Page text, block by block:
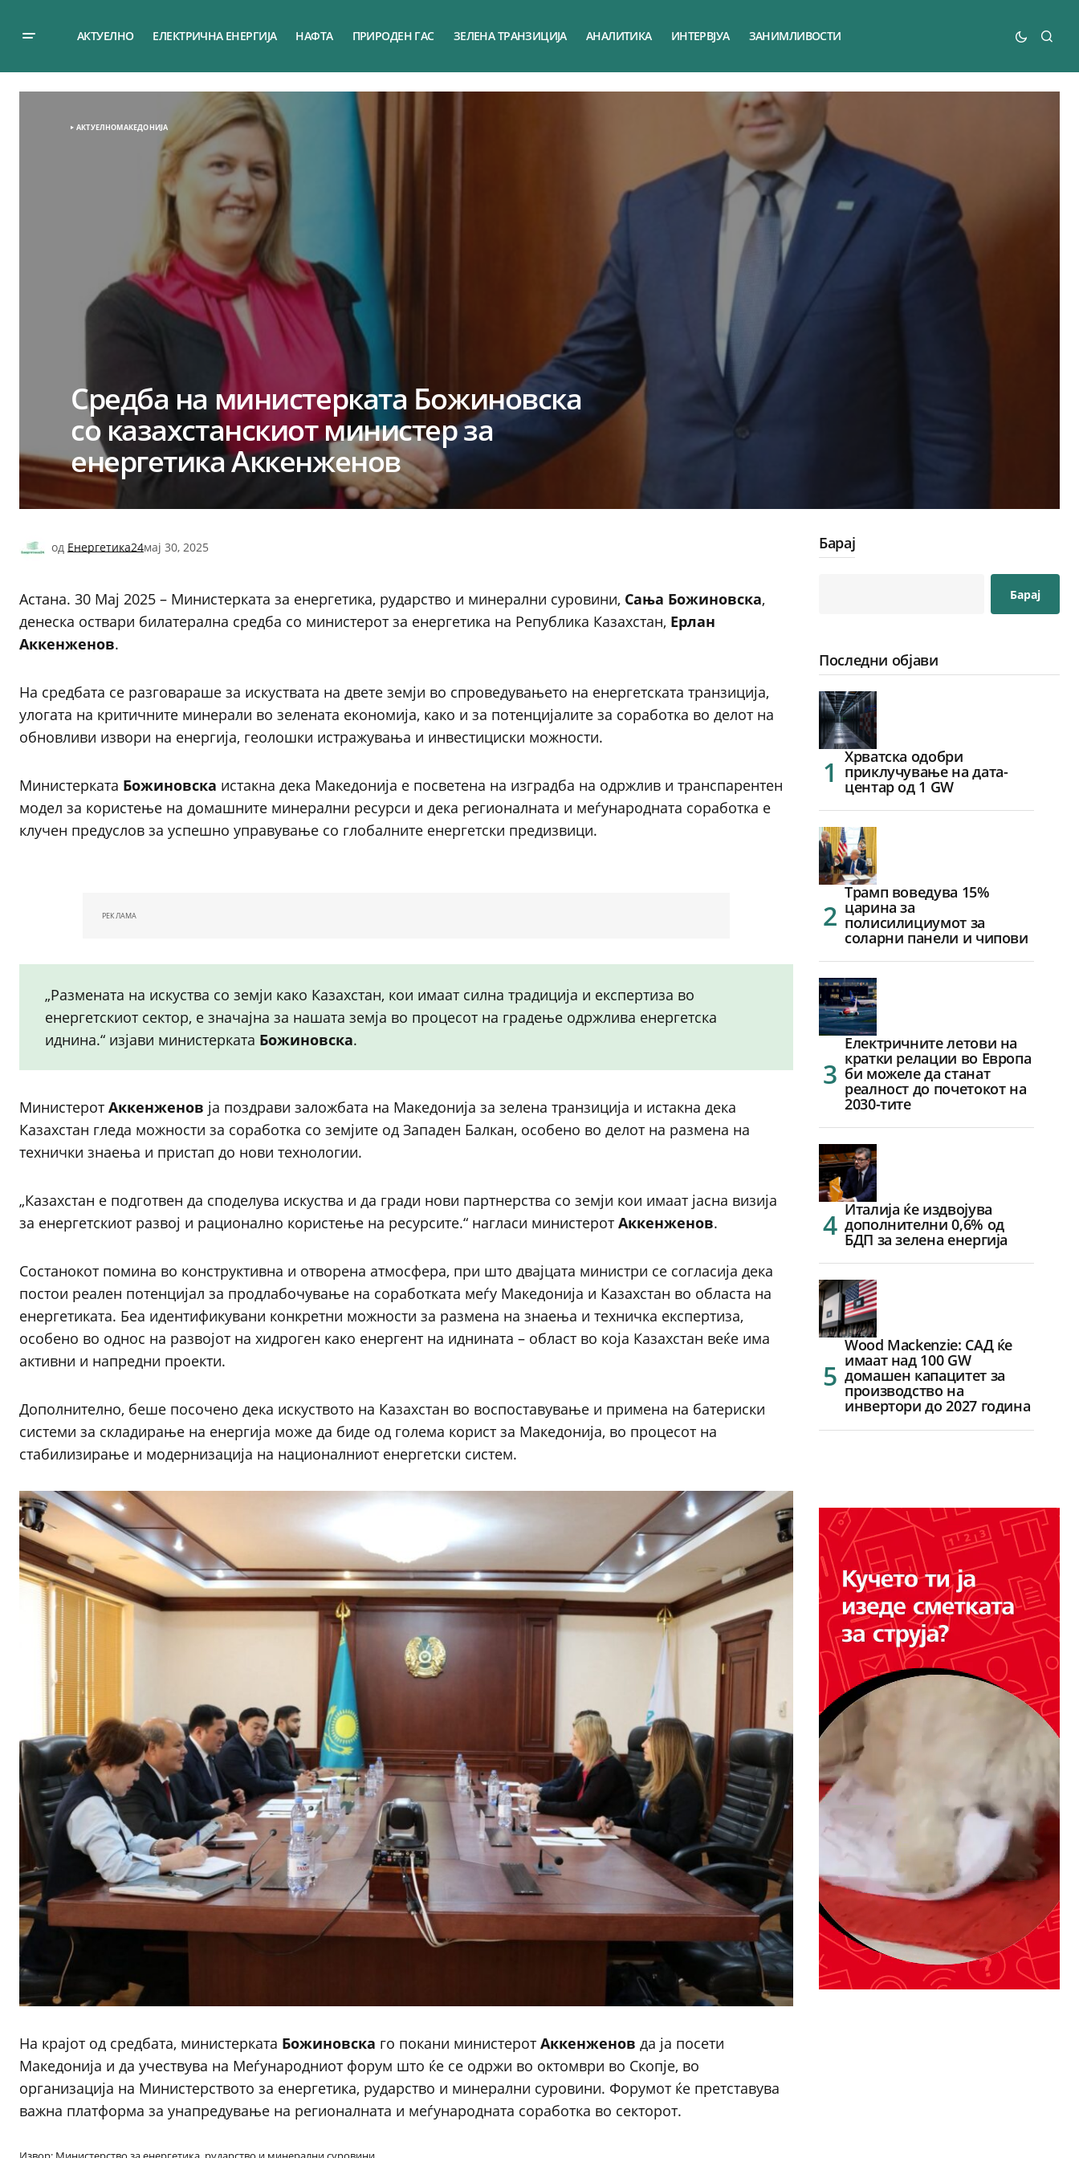
АКТУЕЛНО ЕЛЕКТРИЧНА ЕНЕРГИЈА НАФТА ПРИРОДЕН ГАС ЗЕЛЕНА ТРАНЗИЦИЈА АНАЛИТИКА ИНТЕРВЈУА ЗАНИМЛИВОСТИ
АКТУЕЛНОМАКЕДОНИЈА
Средба на министерката Божиновска
со казахстанскиот министер за
енергетика Аккенженов
од Енергетика24мај 30, 2025
Астана. 30 Мај 2025 – Министерката за енергетика, рударство и минерални суровини, Сања Божиновска,
денеска оствари билатерална средба со министерот за енергетика на Република Казахстан, Ерлан
Аккенженов.
На средбата се разговараше за искуствата на двете земји во спроведувањето на енергетската транзиција,
улогата на критичните минерали во зелената економија, како и за потенцијалите за соработка во делот на
обновливи извори на енергија, геолошки истражувања и инвестициски можности.
Министерката Божиновска истакна дека Македонија е посветена на изградба на одржлив и транспарентен
модел за користење на домашните минерални ресурси и дека регионалната и меѓународната соработка е
клучен предуслов за успешно управување со глобалните енергетски предизвици.
РЕКЛАМА
„Размената на искуства со земји како Казахстан, кои имаат силна традиција и експертиза во
енергетскиот сектор, е значајна за нашата земја во процесот на градење одржлива енергетска
иднина.“ изјави министерката Божиновска.
Министерот Аккенженов ја поздрави заложбата на Македонија за зелена транзиција и истакна дека
Казахстан гледа можности за соработка со земјите од Западен Балкан, особено во делот на размена на
технички знаења и пристап до нови технологии.
„Казахстан е подготвен да споделува искуства и да гради нови партнерства со земји кои имаат јасна визија
за енергетскиот развој и рационално користење на ресурсите.“ нагласи министерот Аккенженов.
Состанокот помина во конструктивна и отворена атмосфера, при што двајцата министри се согласија дека
постои реален потенцијал за продлабочување на соработката меѓу Македонија и Казахстан во областа на
енергетиката. Беа идентификувани конкретни можности за размена на знаења и техничка експертиза,
особено во однос на развојот на хидроген како енергент на иднината – област во која Казахстан веќе има
активни и напредни проекти.
Дополнително, беше посочено дека искуството на Казахстан во воспоставување и примена на батериски
системи за складирање на енергија може да биде од голема корист за Македонија, во процесот на
стабилизирање и модернизација на националниот енергетски систем.
На крајот од средбата, министерката Божиновска го покани министерот Аккенженов да ја посети
Македонија и да учествува на Меѓународниот форум што ќе се одржи во октомври во Скопје, во
организација на Министерството за енергетика, рударство и минерални суровини. Форумот ќе претставува
важна платформа за унапредување на регионалната и меѓународната соработка во секторот.
Барај
Барај
Последни објави
Хрватска одобри
приклучување на дата-
центар од 1 GW
Трамп воведува 15%
царина за
полисилициумот за
соларни панели и чипови
Електричните летови на
кратки релации во Европа
би можеле да станат
реалност до почетокот на
2030-тите
Италија ќе издвојува
дополнителни 0,6% од
БДП за зелена енергија
Wood Mackenzie: САД ќе
имаат над 100 GW
домашен капацитет за
производство на
инвертори до 2027 година